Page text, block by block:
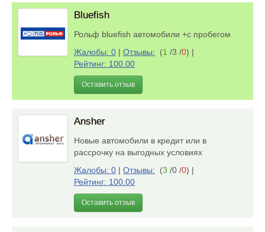
Bluefish
Рольф bluefish автомобили +с пробегом
Жалобы: 0 | Отзывы: (1 /3 /0) |
Рейтинг: 100.00
Оставить отзыв
Ansher
Новые автомобили в кредит или в
рассрочку на выгодных условиях
Жалобы: 0 | Отзывы: (3 /0 /0) |
Рейтинг: 100.00
Оставить отзыв